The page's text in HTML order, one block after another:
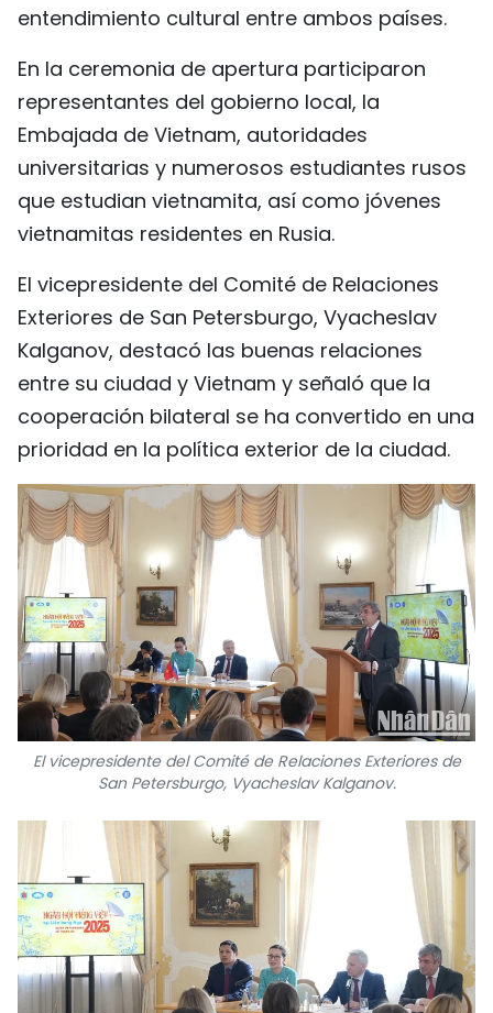
中文
FRANÇAIS
РУССКИЙ
entendimiento cultural entre ambos países.
En la ceremonia de apertura participaron
representantes del gobierno local, la
Embajada de Vietnam, autoridades
universitarias y numerosos estudiantes rusos
que estudian vietnamita, así como jóvenes
vietnamitas residentes en Rusia.
El vicepresidente del Comité de Relaciones
Exteriores de San Petersburgo, Vyacheslav
Kalganov, destacó las buenas relaciones
entre su ciudad y Vietnam y señaló que la
cooperación bilateral se ha convertido en una
prioridad en la política exterior de la ciudad.
El vicepresidente del Comité de Relaciones Exteriores de
San Petersburgo, Vyacheslav Kalganov.